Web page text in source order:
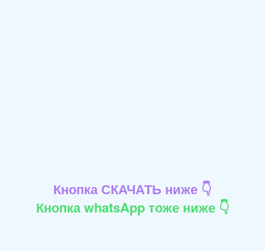
Кнопка СКАЧАТЬ ниже 👇
Кнопка whatsApp тоже ниже 👇